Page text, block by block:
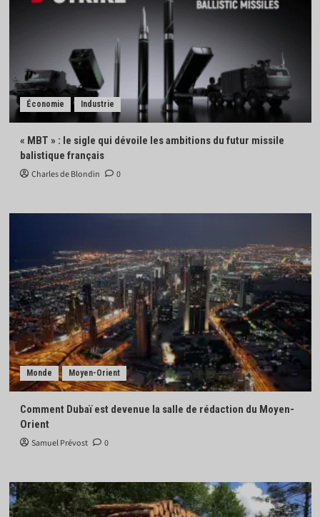
Économie Industrie
« MBT » : le sigle qui dévoile les ambitions du futur missile
balistique français
Charles de Blondin 0
Monde Moyen-Orient
Comment Dubaï est devenue la salle de rédaction du Moyen-
Orient
Samuel Prévost 0